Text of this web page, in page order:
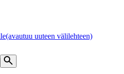
(avautuu uuteen välilehteen)